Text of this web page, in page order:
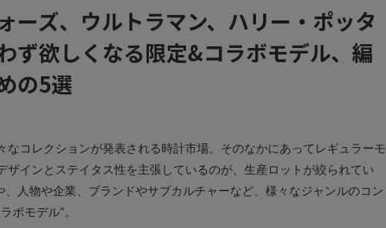
ーズ、ウルトラマン、ハリー・ポッタ
ず欲しくなる限定&コラボモデル、編
の5選
コレクションが発表される時計市場。そのなかにあってレギュラーモ
ザインとステイタス性を主張しているのが、生産ロットが絞られてい
、人物や企業、ブランドやサブカルチャーなど、様々なジャンルのコン
ボモデル”。